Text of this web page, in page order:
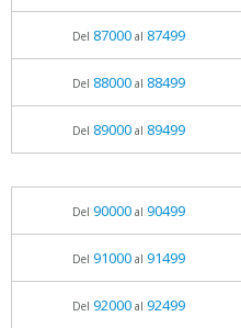
Del 87000al 87499
Del 88000al 88499
Del 89000al 89499
Del 90000al 90499
Del 91000al 91499
Del 92000al 92499